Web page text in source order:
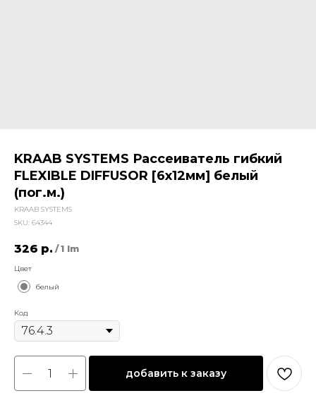
KRAAB SYSTEMS Рассеиватель гибкий
FLEXIBLE DIFFUSOR [6х12мм] белый
(пог.м.)
KRAAB SYSTEMS
SKU: 64344
326 р. / 1 lm
Цвет
белый
Код
добавить к заказу